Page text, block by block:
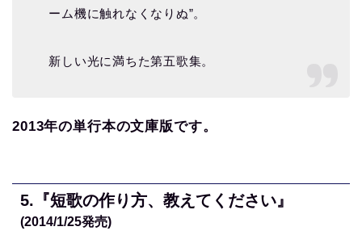
ーム機に触れなくなりぬ”。
新しい光に満ちた第五歌集。
2013年の単行本の文庫版です。
5. 『短歌の作り方、教えてください』
(2014/1/25発売)